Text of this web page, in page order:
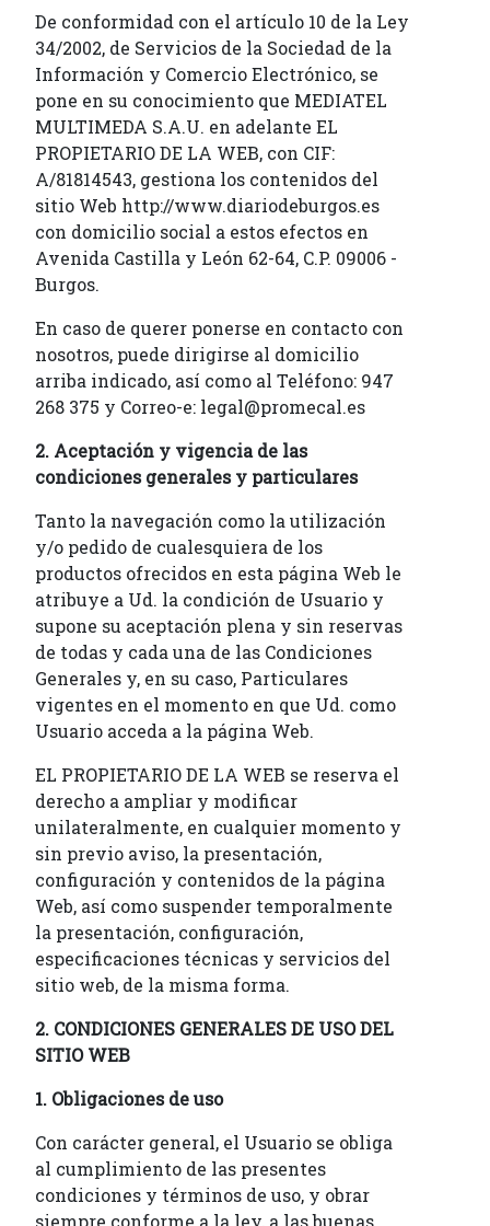
De conformidad con el artículo 10 de la Ley
34/2002, de Servicios de la Sociedad de la
Información y Comercio Electrónico, se
pone en su conocimiento que MEDIATEL
MULTIMEDA S.A.U. en adelante EL
PROPIETARIO DE LA WEB, con CIF:
A/81814543, gestiona los contenidos del
sitio Web http://www.diariodeburgos.es
con domicilio social a estos efectos en
Avenida Castilla y León 62-64, C.P. 09006 -
Burgos.
En caso de querer ponerse en contacto con
nosotros, puede dirigirse al domicilio
arriba indicado, así como al Teléfono: 947
268 375 y Correo-e: legal@promecal.es
2. Aceptación y vigencia de las
condiciones generales y particulares
Tanto la navegación como la utilización
y/o pedido de cualesquiera de los
productos ofrecidos en esta página Web le
atribuye a Ud. la condición de Usuario y
supone su aceptación plena y sin reservas
de todas y cada una de las Condiciones
Generales y, en su caso, Particulares
vigentes en el momento en que Ud. como
Usuario acceda a la página Web.
EL PROPIETARIO DE LA WEB se reserva el
derecho a ampliar y modificar
unilateralmente, en cualquier momento y
sin previo aviso, la presentación,
configuración y contenidos de la página
Web, así como suspender temporalmente
la presentación, configuración,
especificaciones técnicas y servicios del
sitio web, de la misma forma.
2. CONDICIONES GENERALES DE USO DEL
SITIO WEB
1. Obligaciones de uso
Con carácter general, el Usuario se obliga
al cumplimiento de las presentes
condiciones y términos de uso, y obrar
siempre conforme a la ley, a las buenas